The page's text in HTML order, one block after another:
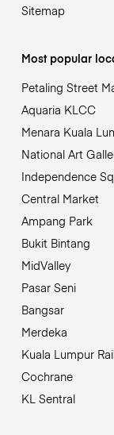
Sitemap
Most popular
Petaling Street
Aquaria KLCC
Menara Kuala
National Art
Independence
Central Market
Ampang Park
Bukit Bintang
MidValley
Pasar Seni
Bangsar
Merdeka
Kuala Lumpur
Cochrane
KL Sentral